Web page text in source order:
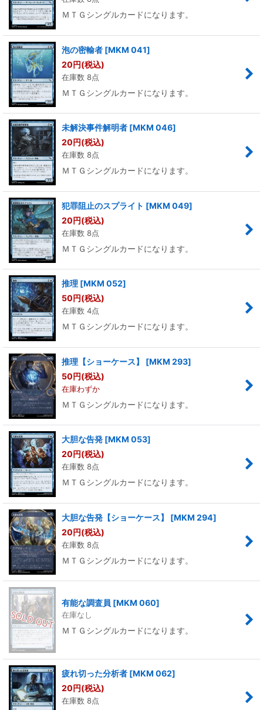
ＭＴＧシングルカードになります。
泡の密輸者 [MKM 041]
20円(税込)
在庫数 8点
ＭＴＧシングルカードになります。
未解決事件解明者 [MKM 046]
20円(税込)
在庫数 8点
ＭＴＧシングルカードになります。
犯罪阻止のスプライト [MKM 049]
20円(税込)
在庫数 8点
ＭＴＧシングルカードになります。
推理 [MKM 052]
50円(税込)
在庫数 4点
ＭＴＧシングルカードになります。
推理【ショーケース】 [MKM 293]
50円(税込)
在庫わずか
ＭＴＧシングルカードになります。
大胆な告発 [MKM 053]
20円(税込)
在庫数 8点
ＭＴＧシングルカードになります。
大胆な告発【ショーケース】 [MKM 294]
20円(税込)
在庫数 8点
ＭＴＧシングルカードになります。
有能な調査員 [MKM 060]
在庫なし
ＭＴＧシングルカードになります。
疲れ切った分析者 [MKM 062]
20円(税込)
在庫数 8点